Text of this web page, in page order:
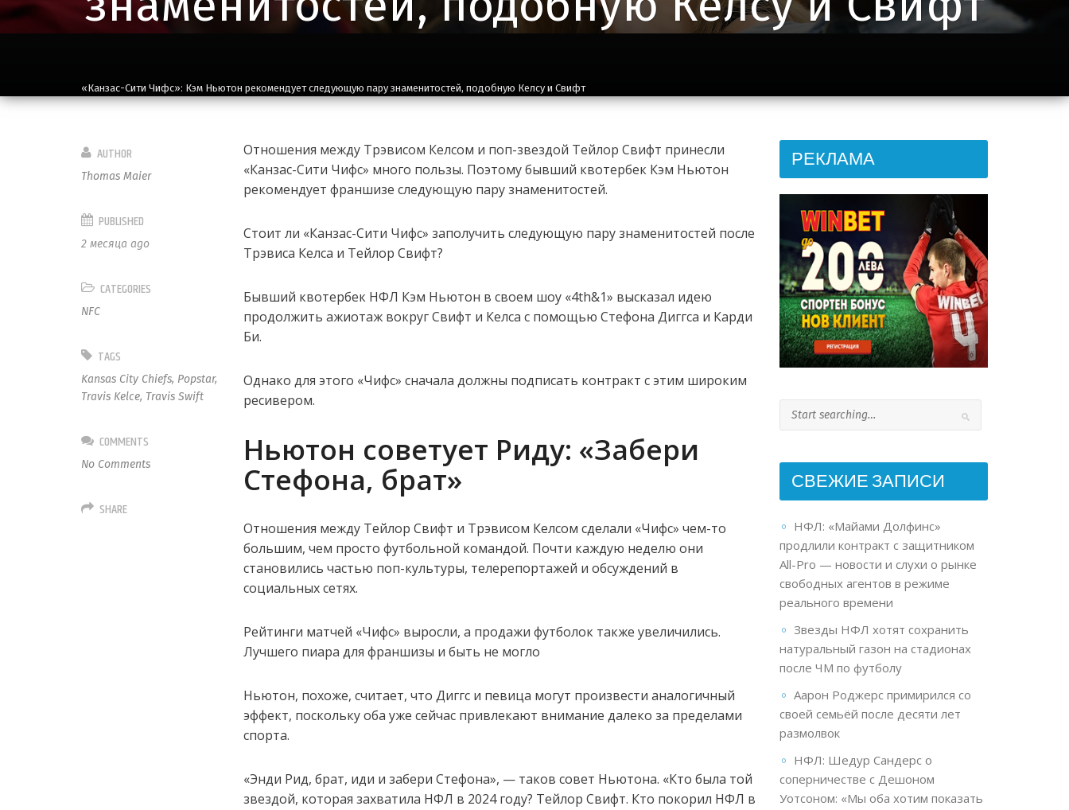
«Канзас-Сити Чифс»: Кэм Ньютон рекомендует следующую пару знаменитостей, подобную Келсу и Свифт
Отношения между Трэвисом Келсом и поп-звездой Тейлор Свифт принесли
«Канзас-Сити Чифс» много пользы. Поэтому бывший квотербек Кэм Ньютон
рекомендует франшизе следующую пару знаменитостей.
Стоит ли «Канзас-Сити Чифс» заполучить следующую пару знаменитостей после
Трэвиса Келса и Тейлор Свифт?
Бывший квотербек НФЛ Кэм Ньютон в своем шоу «4th&1» высказал идею
продолжить ажиотаж вокруг Свифт и Келса с помощью Стефона Диггса и Карди
Би.
Однако для этого «Чифс» сначала должны подписать контракт с этим широким
ресивером.
Ньютон советует Риду: «Забери
Стефона, брат»
Отношения между Тейлор Свифт и Трэвисом Келсом сделали «Чифс» чем-то
большим, чем просто футбольной командой. Почти каждую неделю они
становились частью поп-культуры, телерепортажей и обсуждений в
социальных сетях.
Рейтинги матчей «Чифс» выросли, а продажи футболок также увеличились.
Лучшего пиара для франшизы и быть не могло
Ньютон, похоже, считает, что Диггс и певица могут произвести аналогичный
эффект, поскольку оба уже сейчас привлекают внимание далеко за пределами
спорта.
«Энди Рид, брат, иди и забери Стефона», — таков совет Ньютона. «Кто была той
звездой, которая захватила НФЛ в 2024 году? Тейлор Свифт. Кто покорил НФЛ в
AUTHOR
Thomas Maier
PUBLISHED
2 месяца ago
CATEGORIES
NFC
TAGS
Kansas City Chiefs, Popstar,
Travis Kelce, Travis Swift
COMMENTS
No Comments
SHARE
РЕКЛАМА
СВЕЖИЕ ЗАПИСИ
НФЛ: «Майами Долфинс»
продлили контракт с защитником
All-Pro — новости и слухи о рынке
свободных агентов в режиме
реального времени
Звезды НФЛ хотят сохранить
натуральный газон на стадионах
после ЧМ по футболу
Аарон Роджерс примирился со
своей семьёй после десяти лет
размолвок
НФЛ: Шедур Сандерс о
соперничестве с Дешоном
Уотсоном: «Мы оба хотим показать